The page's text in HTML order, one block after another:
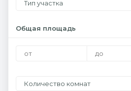
Тип участка
Общая площадь
Количество комнат